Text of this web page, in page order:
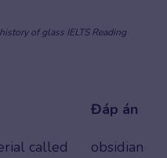
of glass IELTS Reading
Đáp án
called
obsidian